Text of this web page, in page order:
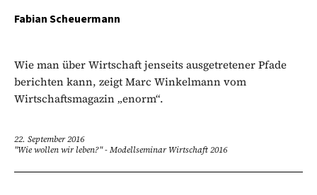
Fabian Scheuermann
Wie man über Wirtschaft jenseits ausgetretener Pfade
berichten kann, zeigt Marc Winkelmann vom
Wirtschaftsmagazin „enorm“.
22. September 2016
"Wie wollen wir leben?" - Modellseminar Wirtschaft 2016